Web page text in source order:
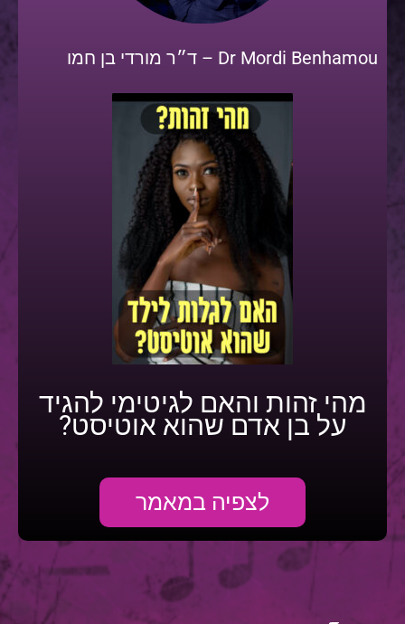
Dr Mordi Benhamou – ד״ר מורדי בן חמו
מהי זהות והאם לגיטימי להגיד
על בן אדם שהוא אוטיסט?
לצפיה במאמר